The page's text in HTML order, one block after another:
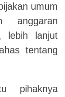
umum
anggaran
lebih lanjut
tentang
pihaknya